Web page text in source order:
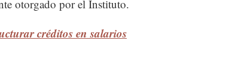
otorgado por el Instituto.
créditos en salarios